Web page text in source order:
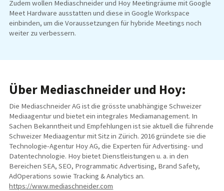
Zudem wollen Mediaschneider und Hoy Meetingräume mit Google
Meet Hardware ausstatten und diese in Google Workspace
einbinden, um die Voraussetzungen für hybride Meetings noch
weiter zu verbessern.
Über Mediaschneider und Hoy:
Die Mediaschneider AG ist die grösste unabhängige Schweizer
Mediaagentur und bietet ein integrales Mediamanagement. In
Sachen Bekanntheit und Empfehlungen ist sie aktuell die führende
Schweizer Mediaagentur mit Sitz in Zürich. 2016 gründete sie die
Technologie-Agentur Hoy AG, die Experten für Advertising- und
Datentechnologie. Hoy bietet Dienstleistungen u. a. in den
Bereichen SEA, SEO, Programmatic Advertising, Brand Safety,
AdOperations sowie Tracking & Analytics an.
https://www.mediaschneider.com